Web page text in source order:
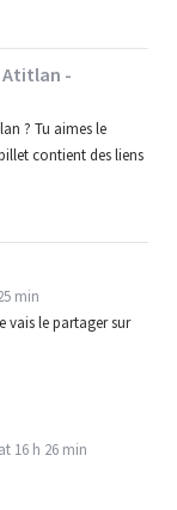
Atitlan -
? Tu aimes le
contient des liens
min
vais le partager sur
16 h 26 min